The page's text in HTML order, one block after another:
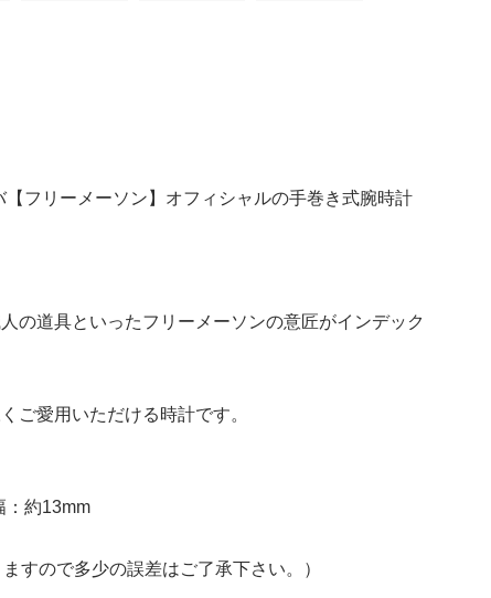
フリーメーソン】オフィシャルの手巻き式腕時計
の道具といったフリーメーソンの意匠がインデック
ご愛用いただける時計です。
：約13mm
すので多少の誤差はご了承下さい。）